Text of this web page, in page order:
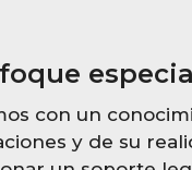
con un
y de su